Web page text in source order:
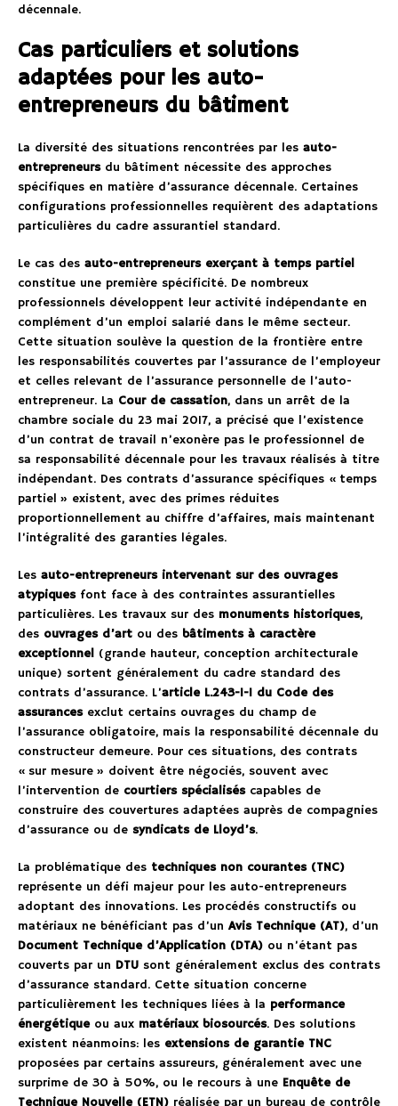
décennale.
Cas particuliers et solutions
adaptées pour les auto-
entrepreneurs du bâtiment
La diversité des situations rencontrées par les auto-
entrepreneursdu bâtiment nécessite des approches
spécifiques en matière d’assurance décennale. Certaines
configurations professionnelles requièrent des adaptations
particulières du cadre assurantiel standard.
Le cas des auto-entrepreneurs exerçant à temps partiel
constitue une première spécificité. De nombreux
professionnels développent leur activité indépendante en
complément d’un emploi salarié dans le même secteur.
Cette situation soulève la question de la frontière entre
les responsabilités couvertes par l’assurance de l’employeur
et celles relevant de l’assurance personnelle de l’auto-
entrepreneur. La Cour de cassation, dans un arrêt de la
chambre sociale du 23 mai 2017, a précisé que l’existence
d’un contrat de travail n’exonère pas le professionnel de
sa responsabilité décennale pour les travaux réalisés à titre
indépendant. Des contrats d’assurance spécifiques « temps
partiel » existent, avec des primes réduites
proportionnellement au chiffre d’affaires, mais maintenant
l’intégralité des garanties légales.
Les auto-entrepreneurs intervenant sur des ouvrages
atypiquesfont face à des contraintes assurantielles
particulières. Les travaux sur des monuments historiques,
des ouvrages d’art ou des bâtiments à caractère
exceptionnel (grande hauteur, conception architecturale
unique) sortent généralement du cadre standard des
contrats d’assurance. L’article L.243-1-1 du Code des
assurancesexclut certains ouvrages du champ de
l’assurance obligatoire, mais la responsabilité décennale du
constructeur demeure. Pour ces situations, des contrats
« sur mesure » doivent être négociés, souvent avec
l’intervention de courtiers spécialiséscapables de
construire des couvertures adaptées auprès de compagnies
d’assurance ou de syndicats de Lloyd’s.
La problématique des techniques non courantes (TNC)
représente un défi majeur pour les auto-entrepreneurs
adoptant des innovations. Les procédés constructifs ou
matériaux ne bénéficiant pas d’un Avis Technique (AT), d’un
Document Technique d’Application (DTA) ou n’étant pas
couverts par un DTU sont généralement exclus des contrats
d’assurance standard. Cette situation concerne
particulièrement les techniques liées à la performance
énergétiqueou aux matériaux biosourcés. Des solutions
existent néanmoins: les extensions de garantie TNC
proposées par certains assureurs, généralement avec une
surprime de 30 à 50%, ou le recours à une Enquête de